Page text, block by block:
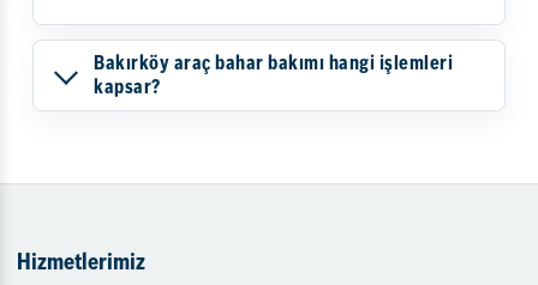
Bakırköy araç bahar bakımı hangi işlemleri
kapsar?
Hizmetlerimiz